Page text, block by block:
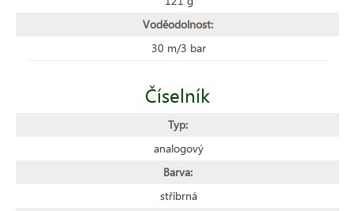
Voděodolnost:
30 m/3 bar
Číselník
Typ:
analogový
Barva:
stříbrná